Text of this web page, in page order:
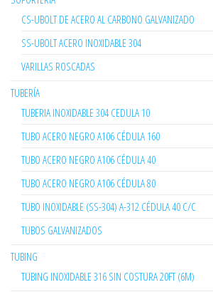
CS-UBOLT DE ACERO AL CARBONO GALVANIZADO
SS-UBOLT ACERO INOXIDABLE 304
VARILLAS ROSCADAS
TUBERÍA
TUBERIA INOXIDABLE 304 CEDULA 10
TUBO ACERO NEGRO A106 CÉDULA 160
TUBO ACERO NEGRO A106 CÉDULA 40
TUBO ACERO NEGRO A106 CÉDULA 80
TUBO INOXIDABLE (SS-304) A-312 CÉDULA 40 C/C
TUBOS GALVANIZADOS
TUBING
TUBING INOXIDABLE 316 SIN COSTURA 20FT (6M)